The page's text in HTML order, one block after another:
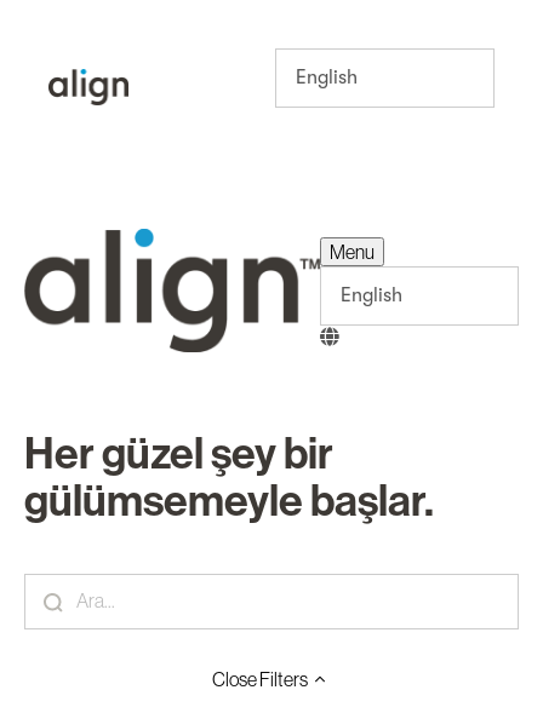
Menu
Her güzel şey bir
gülümsemeyle başlar.
CloseFilters